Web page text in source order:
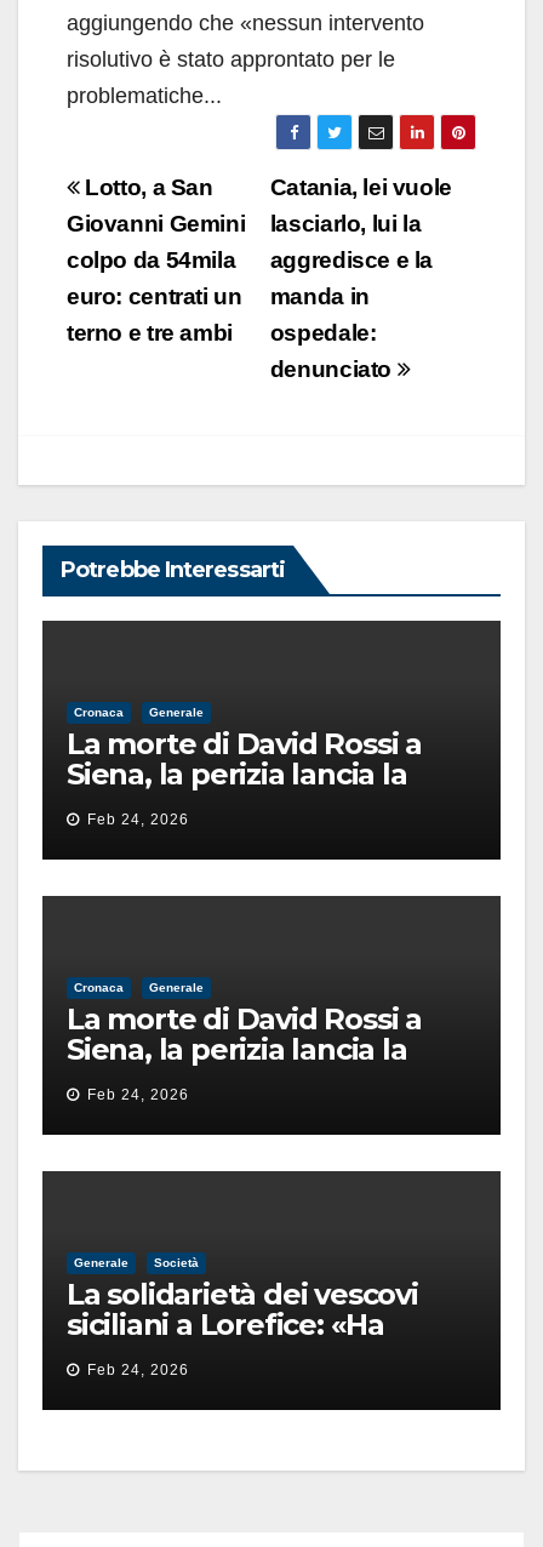
aggiungendo che «nessun intervento
risolutivo è stato approntato per le
problematiche...
Navigazione
articoli
Catania, lei vuole
lasciarlo, lui la
aggredisce e la
manda in
ospedale:
denunciato
Lotto, a San
Giovanni Gemini
colpo da 54mila
euro: centrati un
terno e tre ambi
Potrebbe Interessarti
Cronaca Generale
La morte di David Rossi a
Siena, la perizia lancia la
pista di un’intimidazione
finita male
Feb 24, 2026
Cronaca Generale
La morte di David Rossi a
Siena, la perizia lancia la
pista di un’intimidazione
finita male
Feb 24, 2026
Generale Società
La solidarietà dei vescovi
siciliani a Lorefice: «Ha
difeso il valore e la dignità
dell’umanità»
Feb 24, 2026